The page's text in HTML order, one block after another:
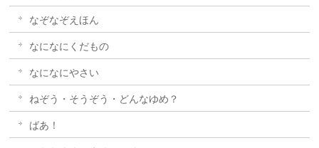
なぞなぞえほん
なになにくだもの
なになにやさい
ねぞう・そうぞう・どんなゆめ？
ばあ！